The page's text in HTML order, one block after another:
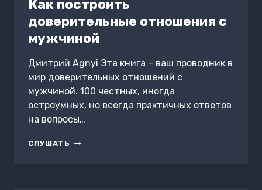
Как построить
доверительные отношения с
мужчиной
Дмитрий Agnyi Эта книга – ваш проводник в
мир доверительных отношений с
мужчиной. 100 честных, иногда
остроумных, но всегда практичных ответов
на вопросы…
СЛУШАТЬ КАК